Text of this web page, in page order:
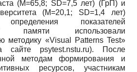
(М=65,8; SD=7,5 лет) (ГрП) и
(М=20,1; SD=1,4 лет)
показателей
памяти использовали
методику «Visual Patterns Test»
сайте psytest.nstu.ru). После
методам формирования и
ресурсов, участникам